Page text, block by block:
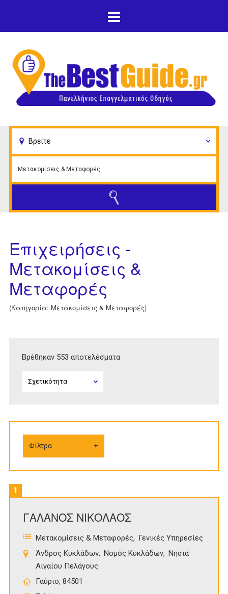
κυρίως περιεχόμενο
Επιχειρήσεις -
Μετακομίσεις &
Μεταφορές
(Κατηγορία: Μετακομίσεις & Μεταφορές)
Βρέθηκαν 553 αποτελέσματα
Φίλτρα
1
ΓΑΛΑΝΟΣ ΝΙΚΟΛΑΟΣ
Μετακομίσεις & Μεταφορές
Γενικές Υπηρεσίες
Άνδρος Κυκλάδων
Νομός Κυκλάδων
Νησιά
Αιγαίου Πελάγους
Γαύριο, 84501